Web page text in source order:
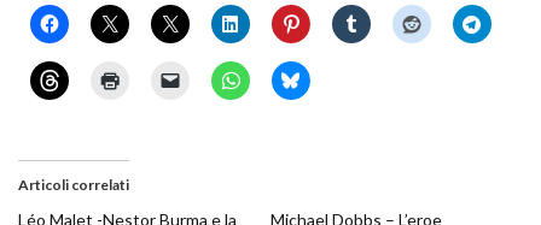
Articoli correlati
Léo Malet -Nestor Burma e la
Michael Dobbs – L’eroe